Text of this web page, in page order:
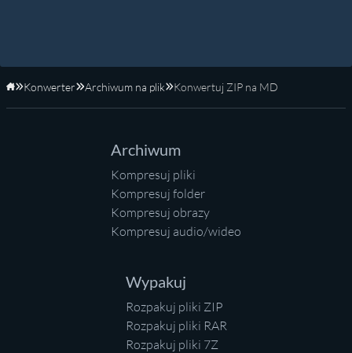
Strona główna
Konwerter Archiwum na plik Konwertuj ZIP na MD
Archiwum
Kompresuj pliki
Kompresuj folder
Kompresuj obrazy
Kompresuj audio/wideo
Wypakuj
Rozpakuj pliki ZIP
Rozpakuj pliki RAR
Rozpakuj pliki 7Z